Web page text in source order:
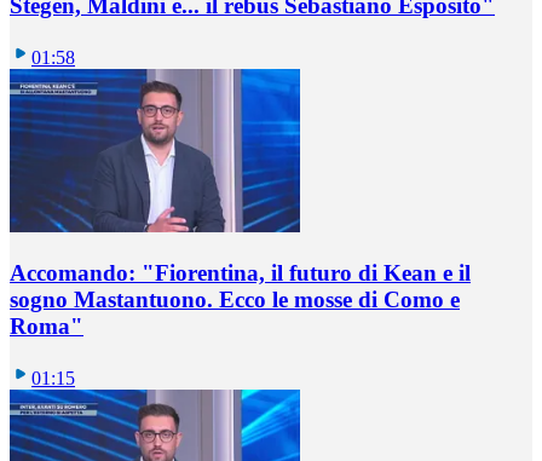
Stegen, Maldini e... il rebus Sebastiano Esposito"
01:58
Accomando: "Fiorentina, il futuro di Kean e il
sogno Mastantuono. Ecco le mosse di Como e
Roma"
01:15